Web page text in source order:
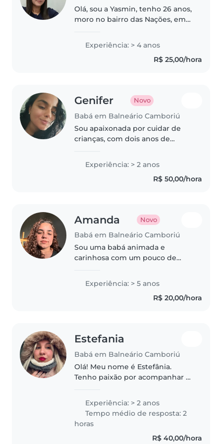
Olá, sou a Yasmin, tenho 26 anos,
moro no bairro das Nações, em
morei a vida toda aqui. Sou mãe
de um menino de 4 anos, o
Heitor, minha maior experiência..
Experiência: > 4 anos
R$ 25,00/hora
Genifer Novo
Babá em Balneário Camboriú
Sou apaixonada por cuidar de
crianças, com dois anos de
habilidades em desenho, leitura
e artesanato, e me dou muito
Experiência: > 2 anos
R$ 50,00/hora
Amanda Novo
Babá em Balneário Camboriú
Sou uma babá animada e
carinhosa com um pouco de
crianças pequenas. Adoro
atividades como leitura, música e
artesanato. Estou disponível para
Experiência: > 5 anos
R$ 20,00/hora
Estefania
Babá em Balneário Camboriú
Olá! Meu nome é Estefânia.
Tenho paixão por acompanhar o
especialmente de criar
momentos de brincadeira,
aprendizado e diversão —
sempre em um ambiente..
Experiência: > 2 anos
Tempo médio de resposta: 2
horas
R$ 40,00/hora